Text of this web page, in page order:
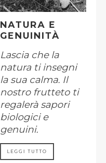
NATURA E
GENUINITÀ
Lascia che la
natura ti insegni
la sua calma. Il
nostro frutteto ti
regalerà sapori
biologici e
genuini.
LEGGI TUTTO